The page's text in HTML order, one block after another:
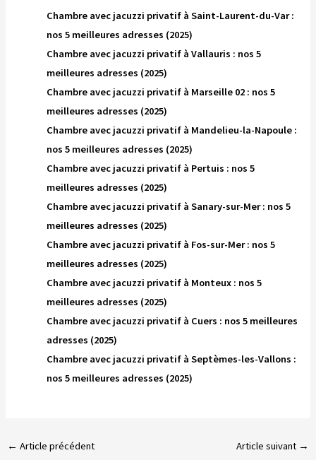
Chambre avec jacuzzi privatif à Saint-Laurent-du-Var :
nos 5 meilleures adresses (2025)
Chambre avec jacuzzi privatif à Vallauris : nos 5
meilleures adresses (2025)
Chambre avec jacuzzi privatif à Marseille 02 : nos 5
meilleures adresses (2025)
Chambre avec jacuzzi privatif à Mandelieu-la-Napoule :
nos 5 meilleures adresses (2025)
Chambre avec jacuzzi privatif à Pertuis : nos 5
meilleures adresses (2025)
Chambre avec jacuzzi privatif à Sanary-sur-Mer : nos 5
meilleures adresses (2025)
Chambre avec jacuzzi privatif à Fos-sur-Mer : nos 5
meilleures adresses (2025)
Chambre avec jacuzzi privatif à Monteux : nos 5
meilleures adresses (2025)
Chambre avec jacuzzi privatif à Cuers : nos 5 meilleures
adresses (2025)
Chambre avec jacuzzi privatif à Septèmes-les-Vallons :
nos 5 meilleures adresses (2025)
← Article précédent Article suivant →